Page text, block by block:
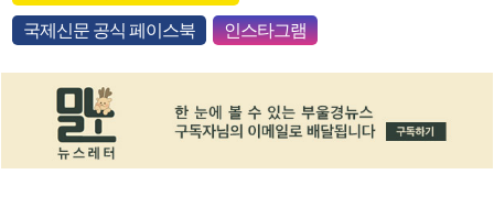
국제신문 공식 페이스북 인스타그램